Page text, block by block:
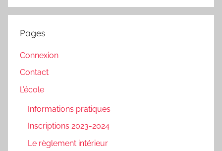
Pages
Connexion
Contact
L’école
Informations pratiques
Inscriptions 2023-2024
Le règlement intérieur